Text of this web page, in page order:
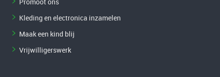
Promoot ons
Kleding en electronica inzamelen
Maak een kind blij
Vrijwilligerswerk